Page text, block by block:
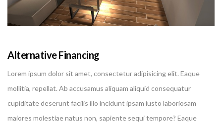
Alternative Financing
Lorem ipsum dolor sit amet, consectetur adipisicing elit. Eaque
mollitia, repellat. Ab accusamus aliquam aliquid consequatur
cupiditate deserunt facilis illo incidunt ipsam iusto laboriosam
maiores molestiae natus non, sapiente sequi tempore? Eaque